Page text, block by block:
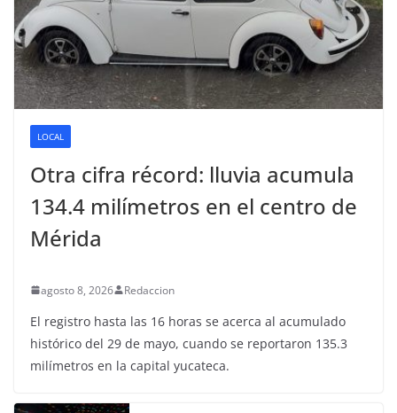
LOCAL
Otra cifra récord: lluvia acumula
134.4 milímetros en el centro de
Mérida
agosto 8, 2026 Redaccion
El registro hasta las 16 horas se acerca al acumulado
histórico del 29 de mayo, cuando se reportaron 135.3
milímetros en la capital yucateca.